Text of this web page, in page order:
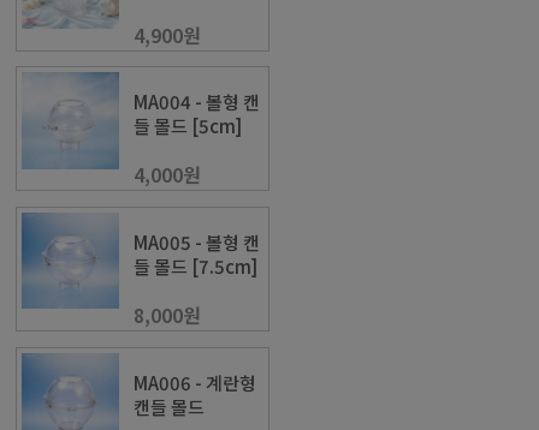
4,900원
MA004 - 볼형 캔
들 몰드 [5cm]
4,000원
MA005 - 볼형 캔
들 몰드 [7.5cm]
8,000원
MA006 - 계란형
캔들 몰드